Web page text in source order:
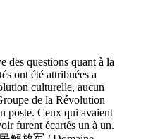
des questions quant à la
ont été attribuées a
culturelle, aucun
de la Révolution
poste. Ceux qui avaient
furent écartés un à un.